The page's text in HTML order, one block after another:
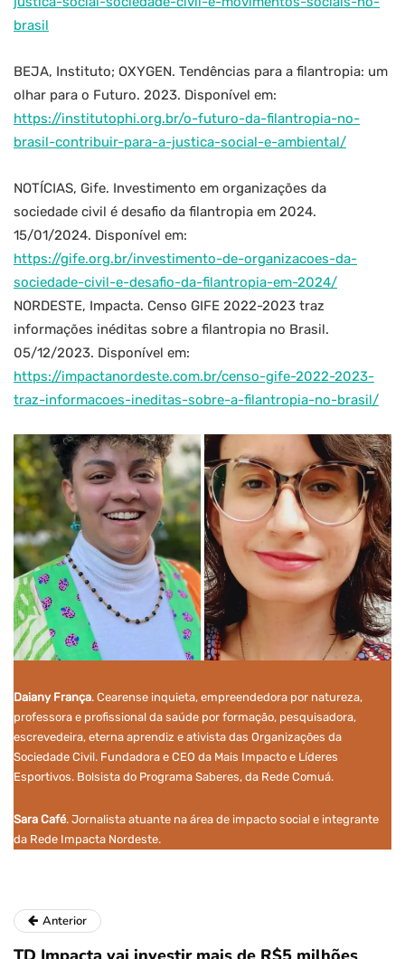
brasil
BEJA, Instituto; OXYGEN. Tendências para a filantropia: um
olhar para o Futuro. 2023. Disponível em:
https://institutophi.org.br/o-futuro-da-filantropia-no-
brasil-contribuir-para-a-justica-social-e-ambiental/
NOTÍCIAS, Gife. Investimento em organizações da
sociedade civil é desafio da filantropia em 2024.
15/01/2024. Disponível em:
https://gife.org.br/investimento-de-organizacoes-da-
sociedade-civil-e-desafio-da-filantropia-em-2024/
NORDESTE, Impacta. Censo GIFE 2022-2023 traz
informações inéditas sobre a filantropia no Brasil.
05/12/2023. Disponível em:
https://impactanordeste.com.br/censo-gife-2022-2023-
traz-informacoes-ineditas-sobre-a-filantropia-no-brasil/
Daiany França. Cearense inquieta, empreendedora por natureza,
professora e profissional da saúde por formação, pesquisadora,
escrevedeira, eterna aprendiz e ativista das Organizações da
Sociedade Civil. Fundadora e CEO da Mais Impacto e Líderes
Esportivos. Bolsista do Programa Saberes, da Rede Comuá.
Sara Café. Jornalista atuante na área de impacto social e integrante
da Rede Impacta Nordeste.
Anterior